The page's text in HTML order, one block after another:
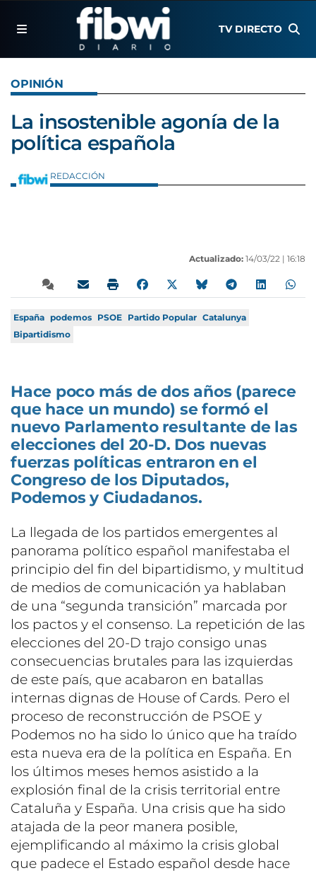
TV DIRECTO
OPINIÓN
La insostenible agonía de la
política española
REDACCIÓN
Actualizado: 14/03/22 | 16:18
España podemos PSOE Partido Popular Catalunya
Bipartidismo
Hace poco más de dos años (parece
que hace un mundo) se formó el
nuevo Parlamento resultante de las
elecciones del 20-D. Dos nuevas
fuerzas políticas entraron en el
Congreso de los Diputados,
Podemos y Ciudadanos.
La llegada de los partidos emergentes al
panorama político español manifestaba el
principio del fin del bipartidismo, y multitud
de medios de comunicación ya hablaban
de una “segunda transición” marcada por
los pactos y el consenso. La repetición de las
elecciones del 20-D trajo consigo unas
consecuencias brutales para las izquierdas
de este país, que acabaron en batallas
internas dignas de House of Cards. Pero el
proceso de reconstrucción de PSOE y
Podemos no ha sido lo único que ha traído
esta nueva era de la política en España. En
los últimos meses hemos asistido a la
explosión final de la crisis territorial entre
Cataluña y España. Una crisis que ha sido
atajada de la peor manera posible,
ejemplificando al máximo la crisis global
que padece el Estado español desde hace